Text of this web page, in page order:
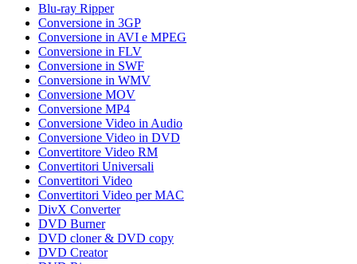
Blu-ray Ripper
Conversione in 3GP
Conversione in AVI e MPEG
Conversione in FLV
Conversione in SWF
Conversione in WMV
Conversione MOV
Conversione MP4
Conversione Video in Audio
Conversione Video in DVD
Convertitore Video RM
Convertitori Universali
Convertitori Video
Convertitori Video per MAC
DivX Converter
DVD Burner
DVD cloner & DVD copy
DVD Creator